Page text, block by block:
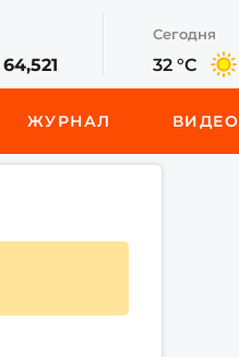
64,521
Сегодня
32 °C
ЖУРНАЛ ВИДЕО